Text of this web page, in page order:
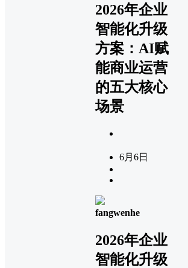
2026年企业
智能化升级
方案：AI赋
能商业运营
的五大核心
场景
6月6日
fangwenhe
2026年企业
智能化升级